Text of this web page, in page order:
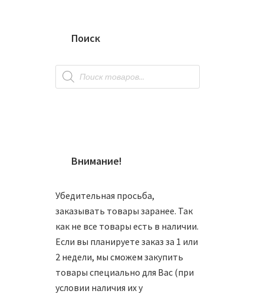
Поиск
Поиск
товаров
Внимание!
Убедительная просьба,
заказывать товары заранее. Так
как не все товары есть в наличии.
Если вы планируете заказ за 1 или
2 недели, мы сможем закупить
товары специально для Вас (при
условии наличия их у